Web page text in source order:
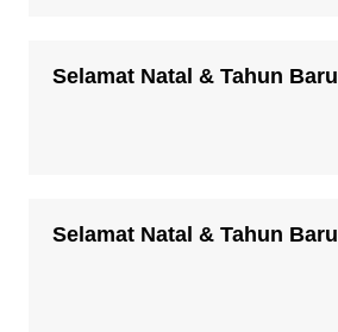
Selamat Natal & Tahun Baru
Selamat Natal & Tahun Baru